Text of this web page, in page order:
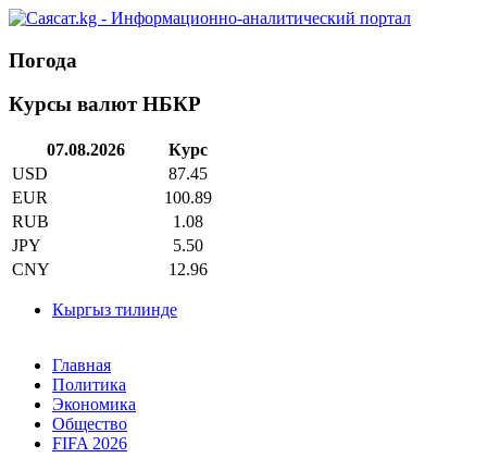
Погода
Курсы валют НБКР
07.08.2026
Курс
USD
87.45
EUR
100.89
RUB
1.08
JPY
5.50
CNY
12.96
Кыргыз тилинде
Главная
Политика
Экономика
Общество
FIFA 2026